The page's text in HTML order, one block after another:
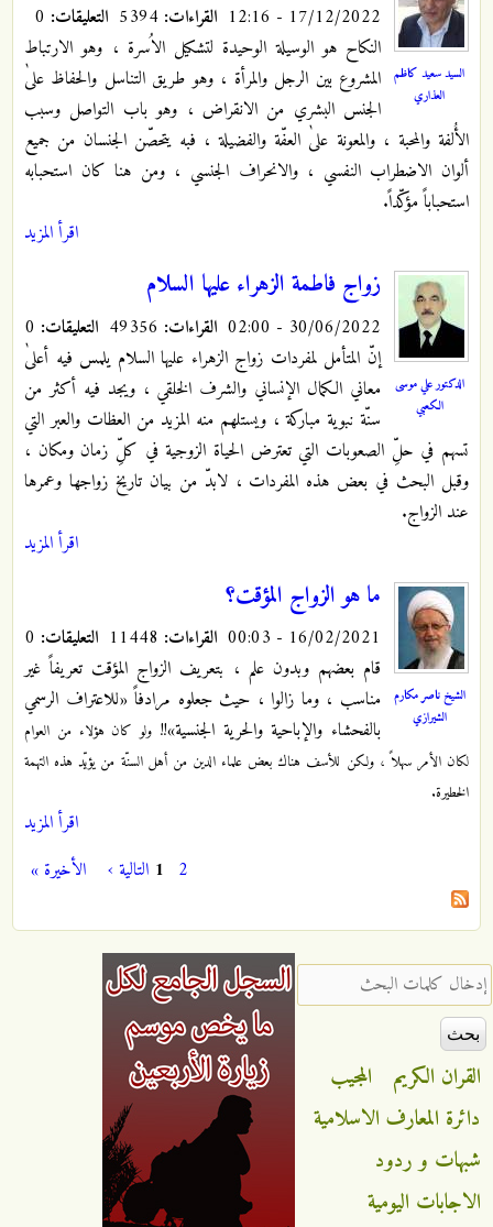
السيد سعيد كاظم
العذاري
17/12/2022 - 12:16 القراءات: التعليقات:
النكاح هو الوسيلة الوحيدة لتشكيل الاُسرة ، وهو الارتباط
المشروع بين الرجل والمرأة ، وهو طريق التناسل والحفاظ علىٰ
الجنس البشري من الانقراض ، وهو باب التواصل وسبب
الأُلفة والمحبة ، والمعونة علىٰ العفّة والفضيلة ، فبه يتحصّن الجنسان من جميع
ألوان الاضطراب النفسي ، والانحراف الجنسي ، ومن هنا كان استحبابه
استحباباً مؤكّداً.
اقرأ المزيد
الدكتور علي موسى
الكعبي
زواج فاطمة الزهراء عليها ‌السلام
30/06/2022 - 02:00 القراءات: التعليقات:
إنّ المتأمل لمفردات زواج الزهراء عليها ‌السلام يلمس فيه أعلىٰ
معاني الكمال الإنساني والشرف الخلقي ، ويجد فيه أكثر من
سنّة نبوية مباركة ، ويستلهم منه المزيد من العظات والعبر التي
تسهم في حلِّ الصعوبات التي تعترض الحياة الزوجية في كلِّ زمان ومكان ،
وقبل البحث في بعض هذه المفردات ، لابدّ من بيان تاريخ زواجها وعمرها
عند الزواج.
اقرأ المزيد
الشيخ ناصر مكارم
الشيرازي
ما هو الزواج المؤقت؟
16/02/2021 - 00:03 القراءات: التعليقات:
قام بعضهم وبدون علم ، بتعريف الزواج المؤقت تعريفاً غير
مناسب ، وما زالوا ، حيث جعلوه مرادفاً «للاعتراف الرسمي
بالفحشاء والإباحية والحرية الجنسية»!! ولو كان هؤلاء من العوام
لكان الأمر سهلاً ، ولكن للأسف هناك بعض علماء الدين من أهل السنّة من يؤيّد هذه التهمة
الخطيرة.
اقرأ المزيد
الصفحات 1 2 التالية › الأخيرة »
‏إدخال كلمات البحث ‏
القران الكريم
المجيب
دائرة المعارف الاسلامية
شبهات و ردود
الاجابات اليومية